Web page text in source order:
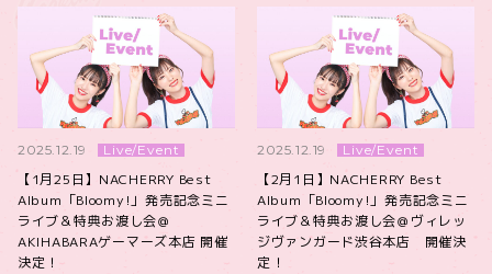
2025.12.19 Live/Event
【1月25日】NACHERRY Best
Album「Bloomy!」発売記念ミニ
ライブ＆特典お渡し会＠
AKIHABARAゲーマーズ本店 開催
決定！
2025.12.19 Live/Event
【2月1日】NACHERRY Best
Album「Bloomy!」発売記念ミニ
ライブ＆特典お渡し会＠ヴィレッ
ジヴァンガード渋谷本店 開催決
定！